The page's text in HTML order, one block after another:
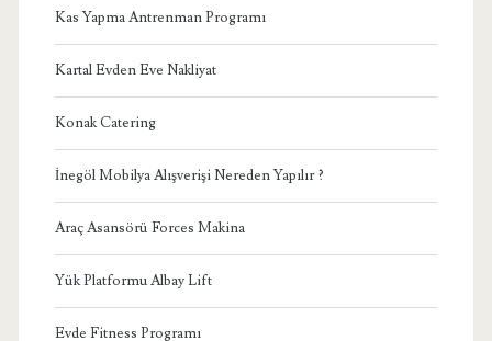
Kas Yapma Antrenman Programı
Kartal Evden Eve Nakliyat
Konak Catering
İnegöl Mobilya Alışverişi Nereden Yapılır ?
Araç Asansörü Forces Makina
Yük Platformu Albay Lift
Evde Fitness Programı